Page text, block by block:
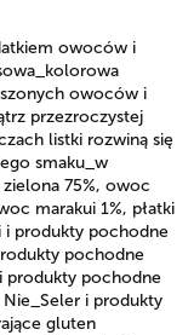
owoców i
owoców i
przezroczystej
listki rozwiną się
smaku_w
75%, owoc
marakui 1%, płatki
i produkty pochodne
pochodne
produkty pochodne
i produkty
gluten